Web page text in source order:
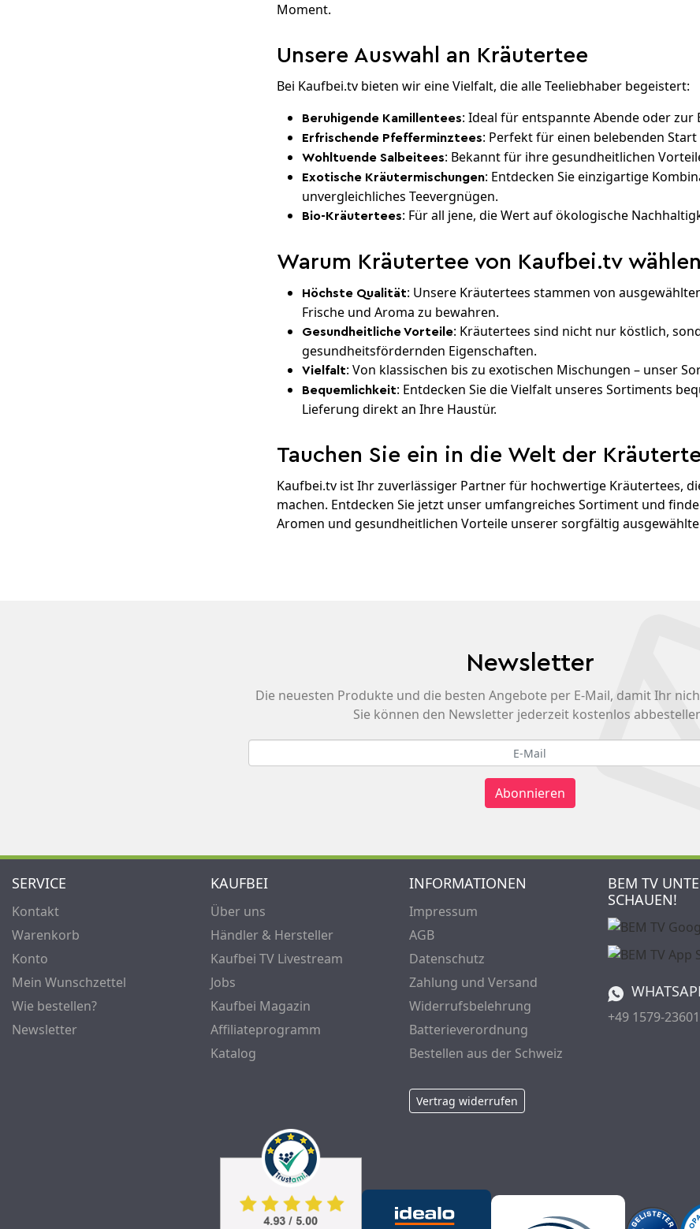
Moment.
Unsere Auswahl an Kräutertee
Bei Kaufbei.tv bieten wir eine Vielfalt, die alle Teeliebhaber begeistert:
Beruhigende Kamillentees: Ideal für entspannte Abende oder
Erfrischende Pfefferminztees: Perfekt für einen belebenden
Wohltuende Salbeitees: Bekannt für ihre gesundheitlichen
Exotische Kräutermischungen: Entdecken Sie einzigartige
unvergleichliches Teevergnügen.
Bio-Kräutertees: Für all jene, die Wert auf ökologische
Warum Kräutertee von Kaufbei.tv
Höchste Qualität: Unsere Kräutertees stammen von
Frische und Aroma zu bewahren.
Gesundheitliche Vorteile: Kräutertees sind nicht nur köstlich,
gesundheitsfördernden Eigenschaften.
Vielfalt: Von klassischen bis zu exotischen Mischungen – unser
Bequemlichkeit: Entdecken Sie die Vielfalt unseres Sortiments
Lieferung direkt an Ihre Haustür.
Tauchen Sie ein in die Welt der
Kaufbei.tv ist Ihr zuverlässiger Partner für hochwertige Kräutertees,
machen. Entdecken Sie jetzt unser umfangreiches Sortiment und
Aromen und gesundheitlichen Vorteile unserer sorgfältig
Newsletter
Die neuesten Produkte und die besten Angebote per E-Mail, damit Ihr
Sie können den Newsletter jederzeit kostenlos
Abonnieren
SERVICE
Kontakt
Warenkorb
Konto
Mein Wunschzettel
Wie bestellen?
Newsletter
KAUFBEI
Über uns
Händler & Hersteller
Kaufbei TV Livestream
Jobs
Kaufbei Magazin
Affiliateprogramm
Katalog
INFORMATIONEN
Impressum
AGB
Datenschutz
Zahlung und Versand
Widerrufsbelehrung
Batterieverordnung
Bestellen aus der Schweiz
Vertrag widerrufen
BEM TV
SCHAUEN!
+49 1579-